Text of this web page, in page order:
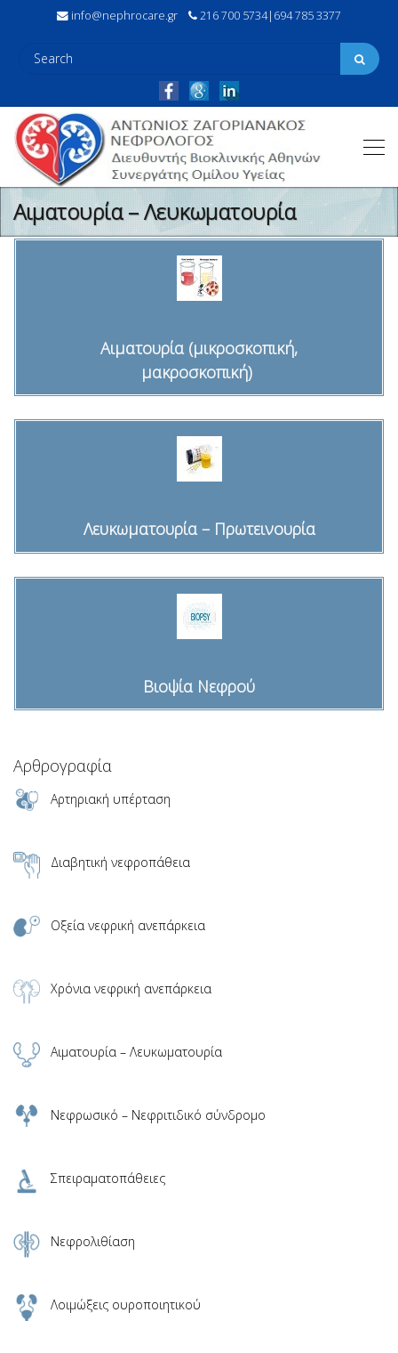
info@nephrocare.gr 216 700 5734|694 785 3377
Αιματουρία – Λευκωματουρία
Αιματουρία (μικροσκοπική,
μακροσκοπική)
Λευκωματουρία – Πρωτεινουρία
Βιοψία Νεφρού
Αρθρογραφία
Αρτηριακή υπέρταση
Διαβητική νεφροπάθεια
Οξεία νεφρική ανεπάρκεια
Χρόνια νεφρική ανεπάρκεια
Αιματουρία – Λευκωματουρία
Νεφρωσικό – Νεφριτιδικό σύνδρομο
Σπειραματοπάθειες
Νεφρολιθίαση
Λοιμώξεις ουροποιητικού